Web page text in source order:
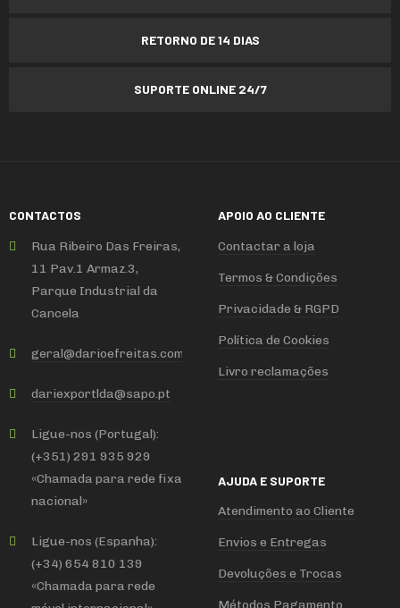
RETORNO DE 14 DIAS
SUPORTE ONLINE 24/7
CONTACTOS
Rua Ribeiro Das Freiras,
11 Pav.1 Armaz.3,
Parque Industrial da
Cancela
geral@darioefreitas.com
dariexportlda@sapo.pt
Ligue-nos (Portugal):
(+351) 291 935 929
«Chamada para rede fixa
nacional»
Ligue-nos (Espanha):
(+34) 654 810 139
«Chamada para rede
APOIO AO CLIENTE
Contactar a loja
Termos & Condições
Privacidade & RGPD
Política de Cookies
Livro reclamações
AJUDA E SUPORTE
Atendimento ao Cliente
Envios e Entregas
Devoluções e Trocas